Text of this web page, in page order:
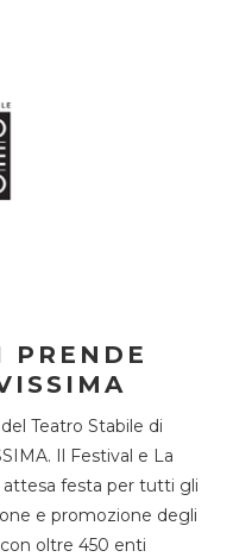
PRENDE
Teatro Stabile di
Il Festival e La
attesa festa per tutti gli
e promozione degli
oltre 450 enti